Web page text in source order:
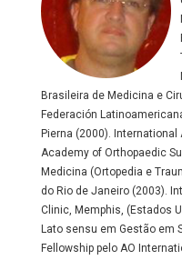
Brasileira de Medicina e
Federación
Pierna (2000).
Academy of Orthopaedic
Medicina (Ortopedia e
do Rio de Janeiro (2003).
Clinic, Memphis, (Estados
Lato sensu em Gestão em
Fellowship pelo AO